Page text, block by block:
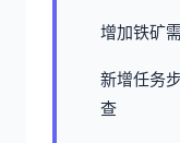
增加铁矿
新增任务
查